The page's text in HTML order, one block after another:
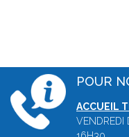
POUR
ACCUEIL